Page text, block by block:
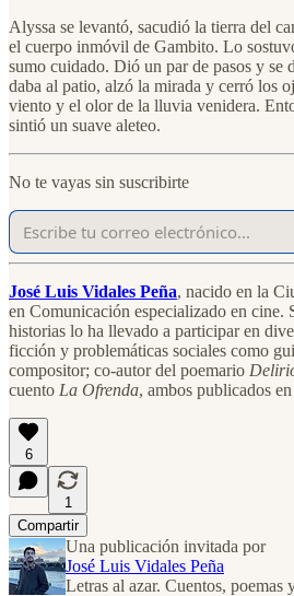
Alyssa se levantó, sacudió la tierra del
el cuerpo inmóvil de Gambito. Lo
sumo cuidado. Dió un par de pasos y se
daba al patio, alzó la mirada y cerró los
viento y el olor de la lluvia venidera.
sintió un suave aleteo.
No te vayas sin suscribirte
José Luis Vidales Peña, nacido en la
en Comunicación especializado en cine.
historias lo ha llevado a participar en
ficción y problemáticas sociales como
compositor; co-autor del poemario
cuento La Ofrenda, ambos publicados
6
1
Compartir
Una publicación invitada por
José Luis Vidales Peña
Letras al azar. Cuentos, poemas